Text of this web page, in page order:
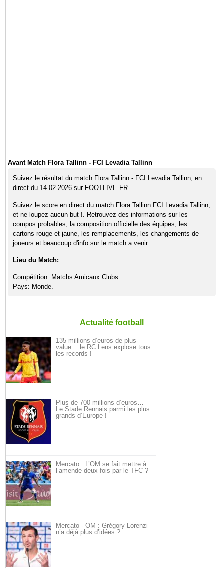
Avant Match Flora Tallinn - FCI Levadia Tallinn
Suivez le résultat du match Flora Tallinn - FCI Levadia Tallinn, en
direct du 14-02-2026 sur FOOTLIVE.FR
Suivez le score en direct du match Flora Tallinn FCI Levadia Tallinn,
et ne loupez aucun but !. Retrouvez des informations sur les
compos probables, la composition officielle des équipes, les
cartons rouge et jaune, les remplacements, les changements de
joueurs et beaucoup d'info sur le match a venir.
Lieu du Match:
Compétition: Matchs Amicaux Clubs.
Pays: Monde.
Actualité football
135 millions d’euros de plus-
value… le RC Lens explose tous
les records !
Plus de 700 millions d’euros…
Le Stade Rennais parmi les plus
grands d’Europe !
Mercato : L’OM se fait mettre à
l’amende deux fois par le TFC ?
Mercato - OM : Grégory Lorenzi
n’a déjà plus d’idées ?